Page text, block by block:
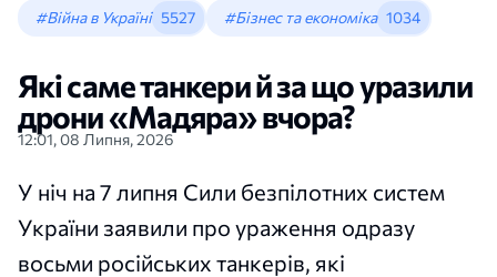
#Війна в Україні 5527 #Бізнес та економіка 1034
Які саме танкери й за що уразили
дрони «Мадяра» вчора?
12:01, 08 Липня, 2026
У ніч на 7 липня Сили безпілотних систем
України заявили про ураження одразу
восьми російських танкерів, які